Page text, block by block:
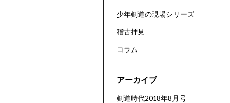
少年剣道の現場シリーズ
稽古拝見
コラム
アーカイブ
剣道時代2018年8月号